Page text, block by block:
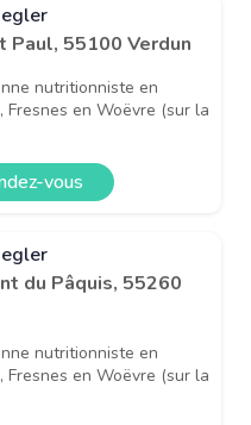
Paul, 55100 Verdun
nutritionniste en
Fresnes en Woëvre (sur la
vous
du Pâquis, 55260
nutritionniste en
Fresnes en Woëvre (sur la